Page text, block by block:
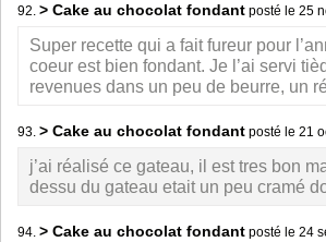
92. > Cake au chocolat fondant posté le 25
Super recette qui a fait fureur pour
coeur est bien fondant. Je l’ai servi
revenues dans un peu de beurre, un
93. > Cake au chocolat fondant posté le 21
j’ai réalisé ce gateau, il est tres bon
dessu du gateau etait un peu cramé
94. > Cake au chocolat fondant posté le 24